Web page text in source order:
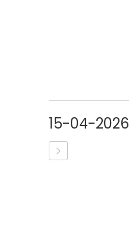
15-04-2026